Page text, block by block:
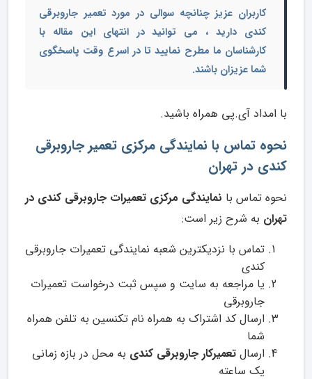
کاربران عزیز چنانچه سوالی در موردتعمیر جاروبرقی
کندی دارید ، می توانید در انتهای این مقاله با
کارشناسان ما مطرح نمایید تا در اسرع وقت پاسخگوی
شما عزیزان باشند.
با امداد آی.پی همراه باشید.
نحوه تماس با نمایندگی مرکزی تعمیر جاروبرقی
کندی در تهران
نحوه تماس با نمایندگی مرکزی تعمیرات جاروبرقی کندی در
تهران به شرح زیر است:
تماس با نزدیکترین شعبه نمایندگی تعمیرات جاروبرقی
کندی
یا مراجعه به سایت و سپس ثبت درخواست تعمیرات
جاروبرقی
ارسال کد اشتراک به همراه نام تکنسین به تلفن همراه
شما
ارسال تعمیرکار جاروبرقی کندی به محل در بازه زمانی
یک ساعته